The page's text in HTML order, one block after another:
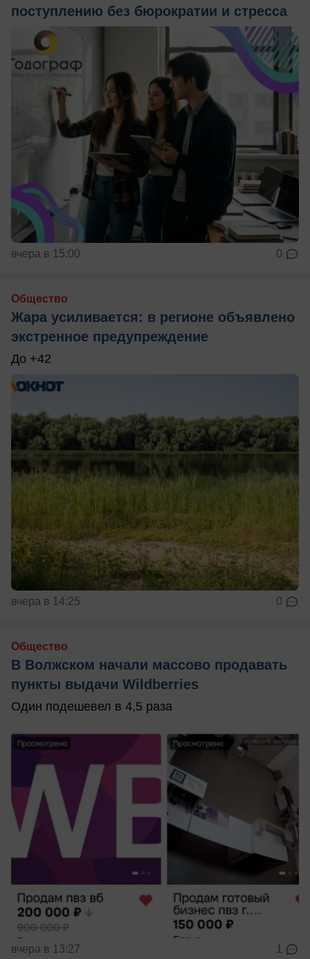
поступлению без бюрократии и стресса
вчера в 15:00 0
Общество
Жара усиливается: в регионе объявлено
экстренное предупреждение
До +42
вчера в 14:25 0
Общество
В Волжском начали массово продавать
пункты выдачи Wildberries
Один подешевел в 4,5 раза
вчера в 13:27 1